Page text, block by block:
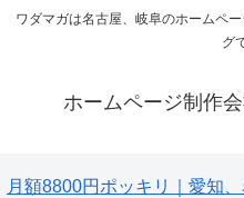
ワダマガは名古屋、岐阜のホームペ
グ
ホームページ制作
月額8800円ポッキリ｜愛知